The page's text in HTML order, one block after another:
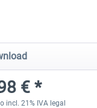
€ *
incl. 21% IVA legal